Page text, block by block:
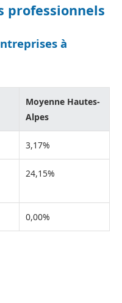
professionnels
à
Moyenne Hautes-
Alpes
3,17%
24,15%
0,00%